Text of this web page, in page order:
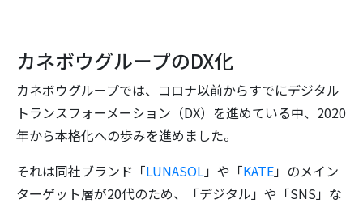
カネボウグループのDX化
カネボウグループでは、コロナ以前からすでにデジタル
トランスフォーメーション（DX）を進めている中、2020
年から本格化への歩みを進めました。
それは同社ブランド「LUNASOL 」や「KATE」のメイン
ターゲット層が20代のため、「デジタル」や「SNS」な